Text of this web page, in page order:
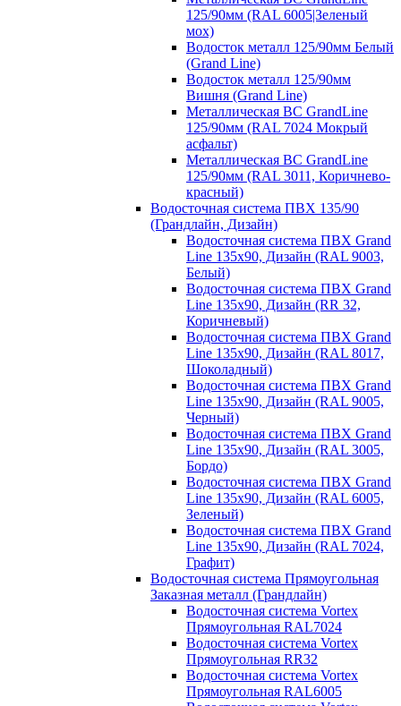
125/90мм (RAL 6005|Зеленый
мох)
Водосток металл 125/90мм Белый
(Grand Line)
Водосток металл 125/90мм
Вишня (Grand Line)
Металлическая ВС GrandLine
125/90мм (RAL 7024 Мокрый
асфальт)
Металлическая ВС GrandLine
125/90мм (RAL 3011, Коричнево-
красный)
Водосточная система ПВХ 135/90
(Грандлайн, Дизайн)
Водосточная система ПВХ Grand
Line 135х90, Дизайн (RAL 9003,
Белый)
Водосточная система ПВХ Grand
Line 135х90, Дизайн (RR 32,
Коричневый)
Водосточная система ПВХ Grand
Line 135х90, Дизайн (RAL 8017,
Шоколадный)
Водосточная система ПВХ Grand
Line 135х90, Дизайн (RAL 9005,
Черный)
Водосточная система ПВХ Grand
Line 135х90, Дизайн (RAL 3005,
Бордо)
Водосточная система ПВХ Grand
Line 135х90, Дизайн (RAL 6005,
Зеленый)
Водосточная система ПВХ Grand
Line 135х90, Дизайн (RAL 7024,
Графит)
Водосточная система Прямоугольная
Заказная металл (Грандлайн)
Водосточная система Vortex
Прямоугольная RAL7024
Водосточная система Vortex
Прямоугольная RR32
Водосточная система Vortex
Прямоугольная RAL6005